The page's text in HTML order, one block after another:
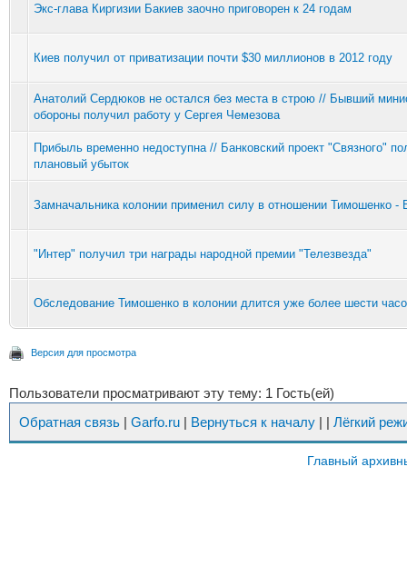
Экс-глава Киргизии Бакиев заочно приговорен к 24 годам
Киев получил от приватизации почти $30 миллионов в 2012 году
Анатолий Сердюков не остался без места в строю // Бывший
обороны получил работу у Сергея Чемезова
Прибыль временно недоступна // Банковский проект "Связного"
плановый убыток
Замначальника колонии применил силу в отношении Тимошенко -
"Интер" получил три награды народной премии "Телезвезда"
Обследование Тимошенко в колонии длится уже более шести
Версия для просмотра
Пользователи просматривают эту тему: 1 Гость(ей)
Обратная связь | Garfo.ru | Вернуться к началу | | Лёгкий
Главный